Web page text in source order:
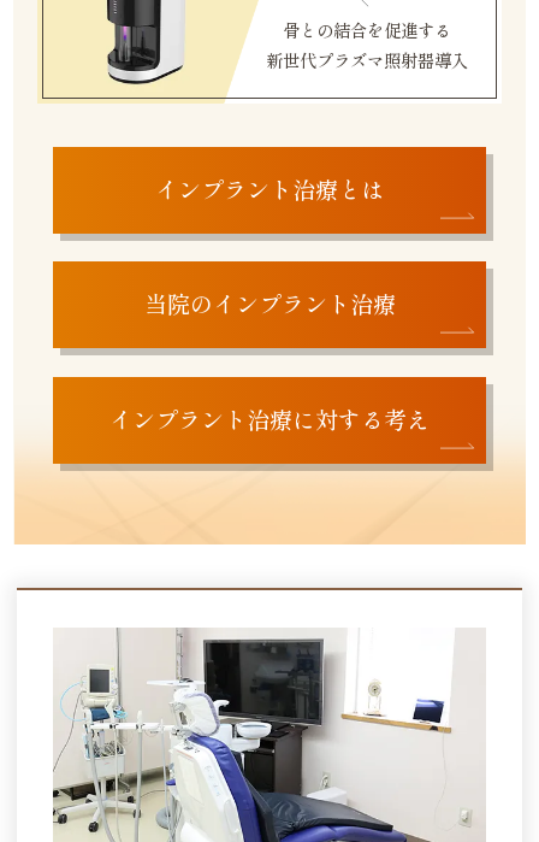
骨との結合を促進する
新世代プラズマ照射器導入
インプラント治療とは
当院のインプラント治療
インプラント治療に対する考え